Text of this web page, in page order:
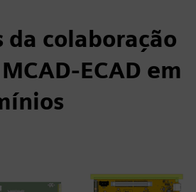
da colaboração
ECAD em